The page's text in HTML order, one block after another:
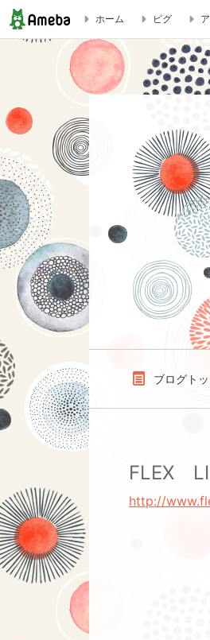
FLEX LION の愉快な日常
ホーム ピグ
ブログト
FLEX
http://